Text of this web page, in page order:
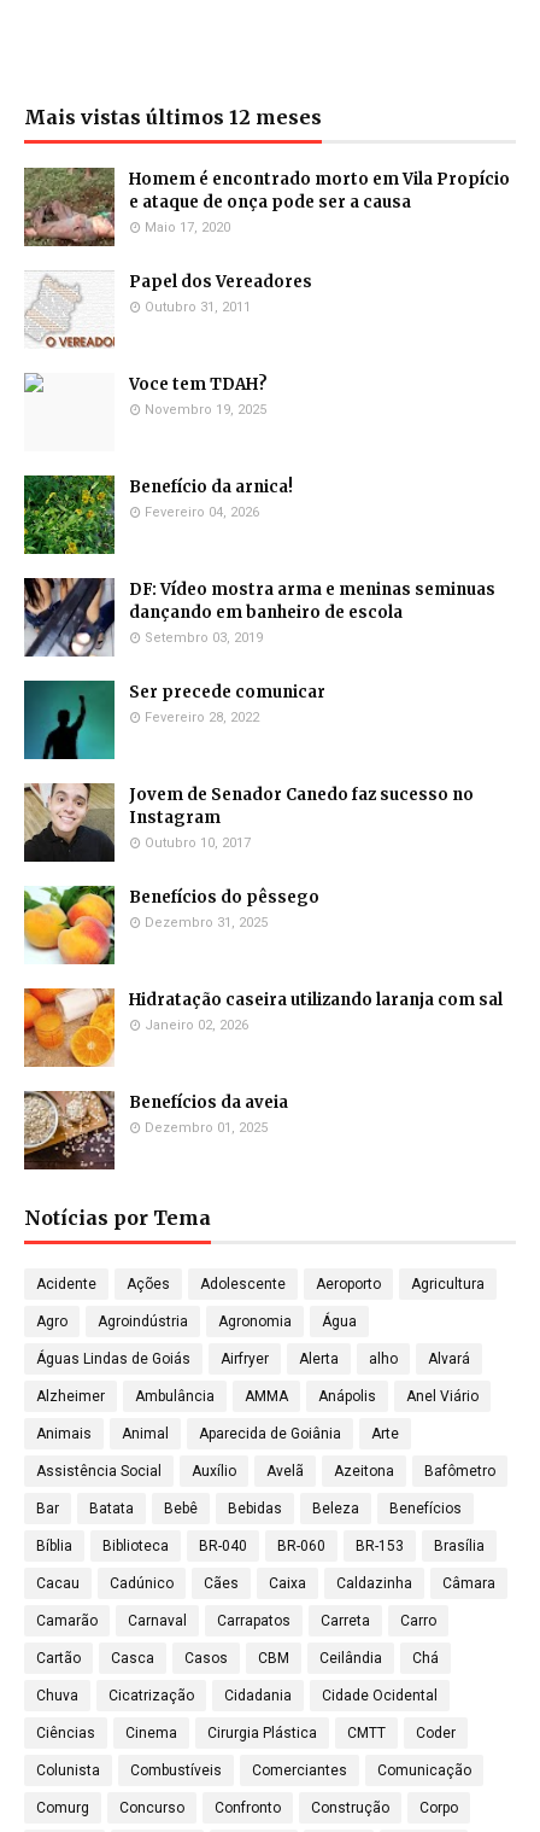
Mais vistas últimos 12 meses
Homem é encontrado morto em Vila Propício
e ataque de onça pode ser a causa
Maio 17, 2020
Papel dos Vereadores
Outubro 31, 2011
Voce tem TDAH?
Novembro 19, 2025
Benefício da arnica!
Fevereiro 04, 2026
DF: Vídeo mostra arma e meninas seminuas
dançando em banheiro de escola
Setembro 03, 2019
Ser precede comunicar
Fevereiro 28, 2022
Jovem de Senador Canedo faz sucesso no
Instagram
Outubro 10, 2017
Benefícios do pêssego
Dezembro 31, 2025
Hidratação caseira utilizando laranja com sal
Janeiro 02, 2026
Benefícios da aveia
Dezembro 01, 2025
Notícias por Tema
Acidente Ações Adolescente Aeroporto Agricultura
Agro Agroindústria Agronomia Água
Águas Lindas de Goiás Airfryer Alerta alho Alvará
Alzheimer Ambulância AMMA Anápolis Anel Viário
Animais Animal Aparecida de Goiânia Arte
Assistência Social Auxílio Avelã Azeitona Bafômetro
Bar Batata Bebê Bebidas Beleza Benefícios
Bíblia Biblioteca BR-040 BR-060 BR-153 Brasília
Cacau Cadúnico Cães Caixa Caldazinha Câmara
Camarão Carnaval Carrapatos Carreta Carro
Cartão Casca Casos CBM Ceilândia Chá
Chuva Cicatrização Cidadania Cidade Ocidental
Ciências Cinema Cirurgia Plástica CMTT Coder
Colunista Combustíveis Comerciantes Comunicação
Comurg Concurso Confronto Construção Corpo